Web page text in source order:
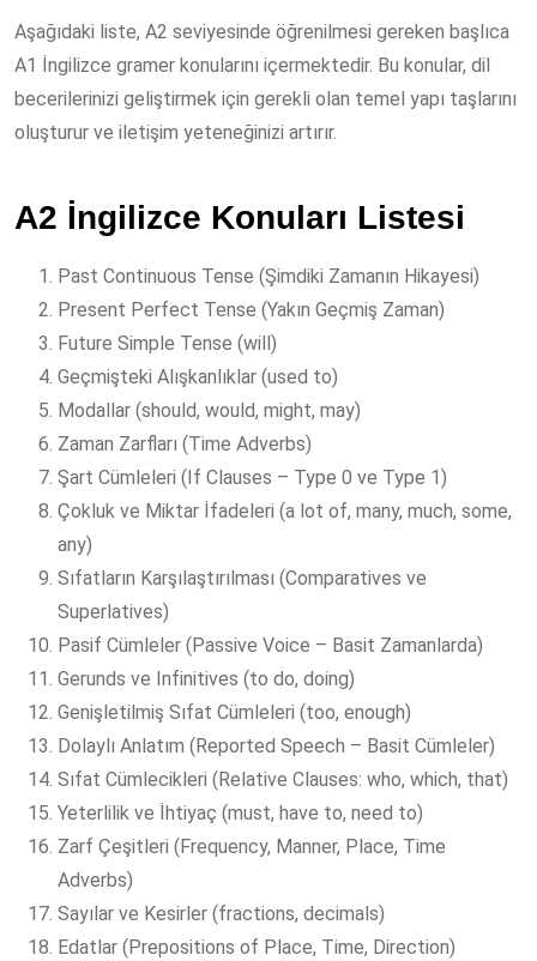
Aşağıdaki liste, A2 seviyesinde öğrenilmesi gereken başlıca
A1 İngilizce gramer konularını içermektedir. Bu konular, dil
becerilerinizi geliştirmek için gerekli olan temel yapı taşlarını
oluşturur ve iletişim yeteneğinizi artırır.
A2 İngilizce Konuları Listesi
Past Continuous Tense (Şimdiki Zamanın Hikayesi)
Present Perfect Tense (Yakın Geçmiş Zaman)
Future Simple Tense (will)
Geçmişteki Alışkanlıklar (used to)
Modallar (should, would, might, may)
Zaman Zarfları (Time Adverbs)
Şart Cümleleri (If Clauses – Type 0 ve Type 1)
Çokluk ve Miktar İfadeleri (a lot of, many, much, some,
any)
Sıfatların Karşılaştırılması (Comparatives ve
Superlatives)
Pasif Cümleler (Passive Voice – Basit Zamanlarda)
Gerunds ve Infinitives (to do, doing)
Genişletilmiş Sıfat Cümleleri (too, enough)
Dolaylı Anlatım (Reported Speech – Basit Cümleler)
Sıfat Cümlecikleri (Relative Clauses: who, which, that)
Yeterlilik ve İhtiyaç (must, have to, need to)
Zarf Çeşitleri (Frequency, Manner, Place, Time
Adverbs)
Sayılar ve Kesirler (fractions, decimals)
Edatlar (Prepositions of Place, Time, Direction)